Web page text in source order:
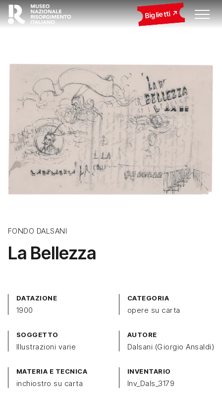
Biglietti
FONDO DALSANI
La Bellezza
DATAZIONE
1900
CATEGORIA
opere su carta
SOGGETTO
Illustrazioni varie
AUTORE
Dalsani (Giorgio Ansaldi)
MATERIA E TECNICA
inchiostro su carta
INVENTARIO
Inv_Dals_3179